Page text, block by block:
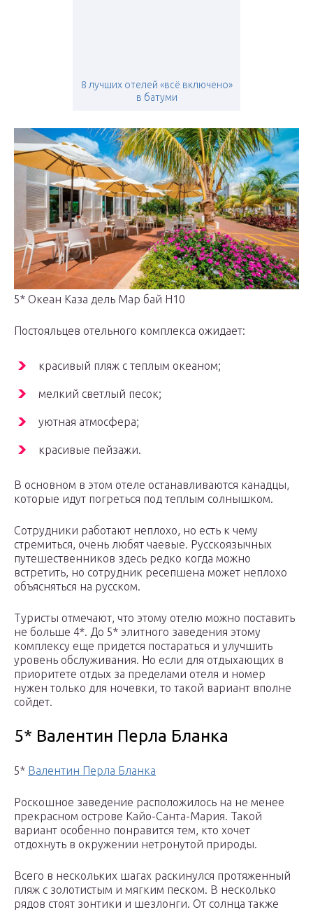
8 лучших отелей «всё включено»
в батуми
5* Океан Каза дель Мар бай Н10
Постояльцев отельного комплекса ожидает:
красивый пляж с теплым океаном;
мелкий светлый песок;
уютная атмосфера;
красивые пейзажи.
В основном в этом отеле останавливаются канадцы,
которые идут погреться под теплым солнышком.
Сотрудники работают неплохо, но есть к чему
стремиться, очень любят чаевые. Русскоязычных
путешественников здесь редко когда можно
встретить, но сотрудник ресепшена может неплохо
объясняться на русском.
Туристы отмечают, что этому отелю можно поставить
не больше 4*. До 5* элитного заведения этому
комплексу еще придется постараться и улучшить
уровень обслуживания. Но если для отдыхающих в
приоритете отдых за пределами отеля и номер
нужен только для ночевки, то такой вариант вполне
сойдет.
5* Валентин Перла Бланка
5* Валентин Перла Бланка
Роскошное заведение расположилось на не менее
прекрасном острове Кайо-Санта-Мария. Такой
вариант особенно понравится тем, кто хочет
отдохнуть в окружении нетронутой природы.
Всего в нескольких шагах раскинулся протяженный
пляж с золотистым и мягким песком. В несколько
рядов стоят зонтики и шезлонги. От солнца также